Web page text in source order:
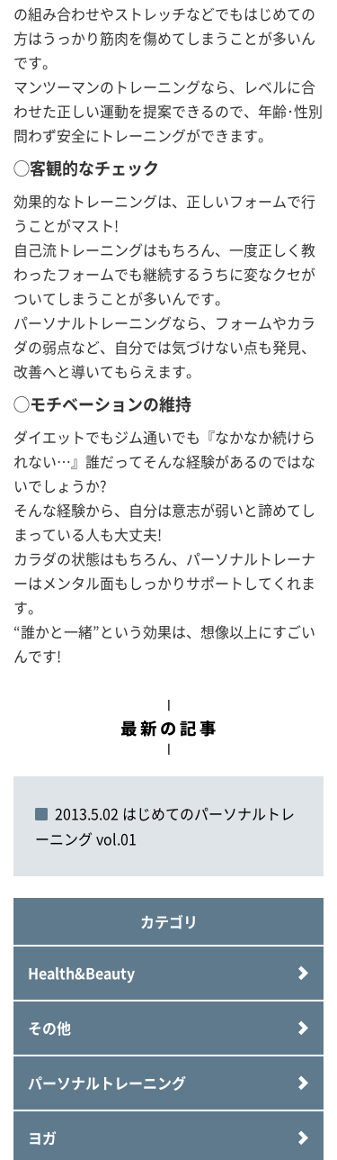
の組み合わせやストレッチなどでもはじめての
方はうっかり筋肉を傷めてしまうことが多いん
です。
マンツーマンのトレーニングなら、レベルに合
わせた正しい運動を提案できるので、年齢･性別
問わず安全にトレーニングができます。
◯客観的なチェック
効果的なトレーニングは、正しいフォームで行
うことがマスト!
自己流トレーニングはもちろん、一度正しく教
わったフォームでも継続するうちに変なクセが
ついてしまうことが多いんです。
パーソナルトレーニングなら、フォームやカラ
ダの弱点など、自分では気づけない点も発見、
改善へと導いてもらえます。
◯モチベーションの維持
ダイエットでもジム通いでも『なかなか続けら
れない…』誰だってそんな経験があるのではな
いでしょうか?
そんな経験から、自分は意志が弱いと諦めてし
まっている人も大丈夫!
カラダの状態はもちろん、パーソナルトレーナ
ーはメンタル面もしっかりサポートしてくれま
す。
“誰かと一緒”という効果は、想像以上にすごい
んです!
2013.5.02 はじめてのパーソナルトレ
ーニング vol.01
カテゴリ
Health&Beauty
その他
パーソナルトレーニング
ヨガ